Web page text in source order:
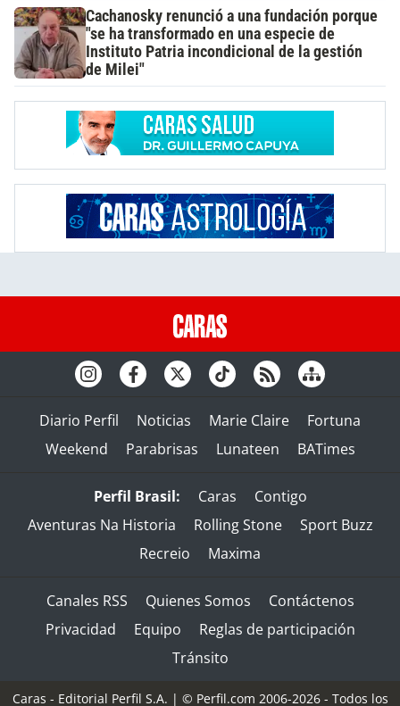
Cachanosky renunció a una fundación porque
"se ha transformado en una especie de
Instituto Patria incondicional de la gestión
de Milei"
Diario Perfil Noticias Marie Claire
Fortuna
Weekend
Parabrisas Lunateen BATimes
Perfil Brasil: Caras
Contigo
Aventuras Na Historia
Rolling Stone
Sport Buzz
Recreio
Maxima
Canales RSS Quienes Somos
Contáctenos
Privacidad
Equipo
Reglas de participación
Tránsito
Caras - Editorial Perfil S.A. | © Perfil.com 2006-2026 - Todos los